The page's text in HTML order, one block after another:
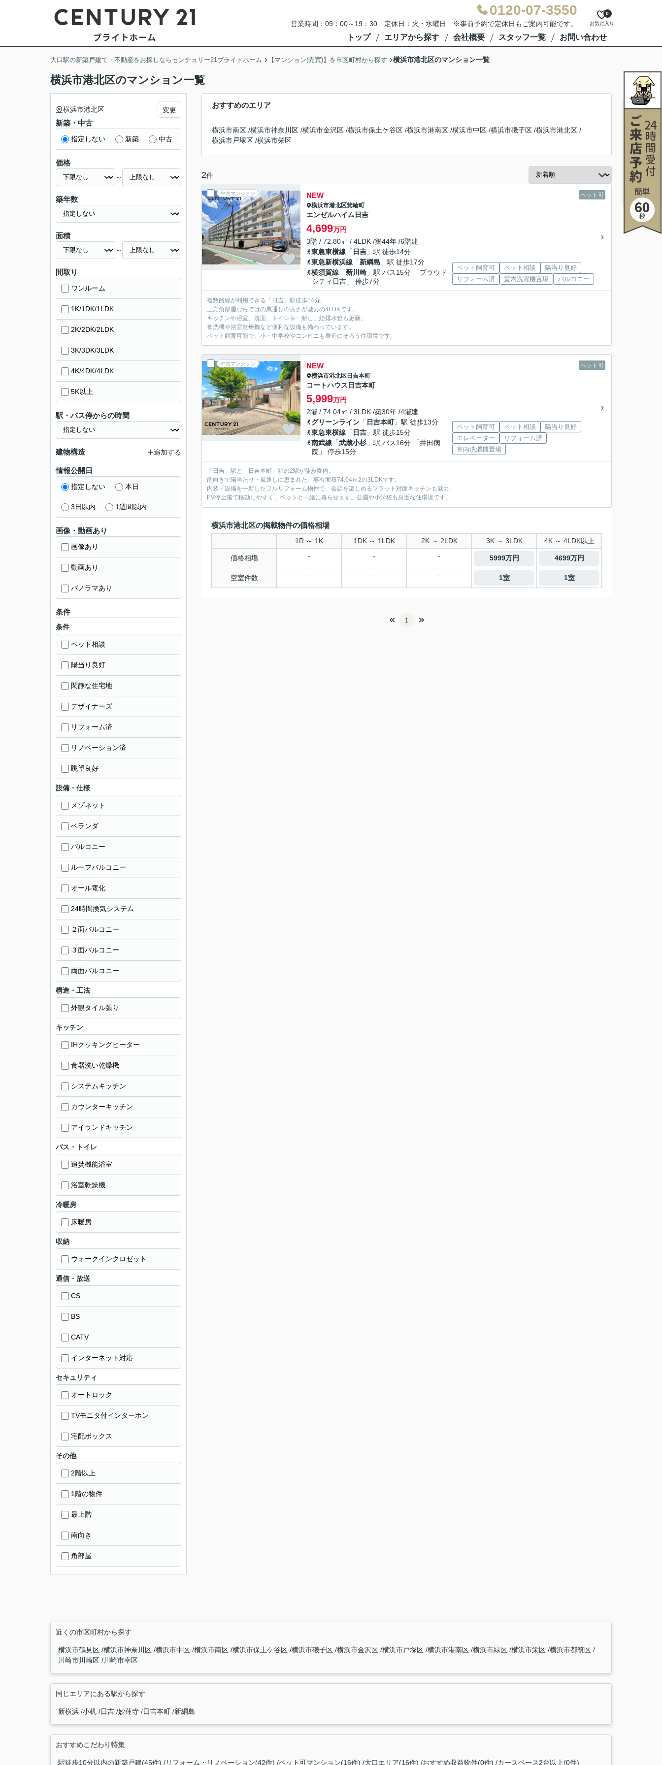
0120-07-3550
営業時間：09：00～19：30 定休日：火・水曜日 ※事前予約で定休日もご案内可能です。 お気に入り
0
トップ エリアから探す 会社概要 スタッフ一覧 お問い合わせ
大口駅の新築戸建て・不動産をお探しならセンチュリー21ブライトホーム 【マンション(売買)】を市区町村から探す 横浜市港北区のマンション一覧
横浜市港北区のマンション一覧
おすすめのエリア
横浜市南区 /横浜市神奈川区 /横浜市金沢区 /横浜市保土ケ谷区 /横浜市港南区 /横浜市中区 /横浜市磯子区 /横浜市港北区 /
横浜市戸塚区 /横浜市栄区
2件
中古マンション ペット可
NEW
横浜市港北区箕輪町
エンゼルハイム日吉
4,699万円
3階 / 72.80㎡ / 4LDK /築44年 /6階建
東急東横線 「 日吉 」駅 徒歩14分
東急新横浜線 「新綱島 」駅 徒歩17分
横須賀線 「新川崎 」駅 バス15分 「プラウド
シティ日吉」 停歩7分
ペット飼育可 ペット相談
陽当り良好
リフォーム済
室内洗濯機置場 バルコニー
複数路線が利用できる「日吉」駅徒歩14分。
三方角部屋ならではの風通しの良さが魅力の4LDKです。
キッチンや浴室、洗面、トイレを一新し、給排水管も更新。
食洗機や浴室乾燥機など便利な設備も備わっています。
ペット飼育可能で、小・中学校やコンビニも身近にそろう住環境です。
中古マンション ペット可
NEW
横浜市港北区 日吉本町
コートハウス日吉本町
5,999万円
2階 / 74.04㎡ / 3LDK /築30年 /4階建
グリーンライン 「 日吉本町」駅 徒歩13分
東急東横線 「 日吉 」駅 徒歩15分
南武線 「武蔵小杉 」駅 バス16分 「井田病
院」 停歩15分
ペット飼育可 ペット相談
陽当り良好
エレベーター
リフォーム済
室内洗濯機置場
「日吉」駅と「日吉本町」駅の2駅が徒歩圏内。
南向きで陽当たり・風通しに恵まれた、専有面積74.04ｍ2の3LDKです。
内装・設備を一新したフルリフォーム物件で、会話を楽しめるフラット対面キッチンも魅力。
EV停止階で移動しやすく、ペットと一緒に暮らせます。公園や小学校も身近な住環境です。
横浜市港北区の掲載物件の価格相場
1R ～ 1K 1DK ～ 1LDK 2K ～ 2LDK 3K ～ 3LDK 4K ～ 4LDK以上
価格相場 - - - 5999万円 4699万円
空室件数 - - - 1室 1室
1
横浜市港北区 変更
新築・中古
指定しない 新築 中古
価格
～
築年数
面積
～
間取り
ワンルーム
1K/1DK/1LDK
2K/2DK/2LDK
3K/3DK/3LDK
4K/4DK/4LDK
5K以上
駅・バス停からの時間
建物構造 追加する
情報公開日
指定しない 本日
3日以内 1週間以内
画像・動画あり
画像あり
動画あり
パノラマあり
条件
条件
ペット相談
陽当り良好
閑静な住宅地
デザイナーズ
リフォーム済
リノベーション済
眺望良好
設備・仕様
メゾネット
ベランダ
バルコニー
ルーフバルコニー
オール電化
24時間換気システム
２面バルコニー
３面バルコニー
両面バルコニー
構造・工法
外観タイル張り
キッチン
IHクッキングヒーター
食器洗い乾燥機
システムキッチン
カウンターキッチン
アイランドキッチン
バス・トイレ
追焚機能浴室
浴室乾燥機
冷暖房
床暖房
収納
ウォークインクロゼット
通信・放送
CS
BS
CATV
インターネット対応
セキュリティ
オートロック
TVモニタ付インターホン
宅配ボックス
その他
2階以上
1階の物件
最上階
南向き
角部屋
近くの市区町村から探す
横浜市鶴見区 横浜市神奈川区 横浜市中区 横浜市南区 横浜市保土ケ谷区 横浜市磯子区 横浜市金沢区 横浜市戸塚区 横浜市港南区 横浜市緑区 横浜市栄区 横浜市都筑区
川崎市川崎区
川崎市幸区
同じエリアにある駅から探す
新横浜 小机 日吉 妙蓮寺 日吉本町 新綱島
おすすめこだわり特集
駅徒歩10分以内の新築戸建(45件) リフォーム・リノベーション(42件) ペット可マンション(16件) 大口エリア(16件) おすすめ収益物件(0件) カースペース2台以上(0件)